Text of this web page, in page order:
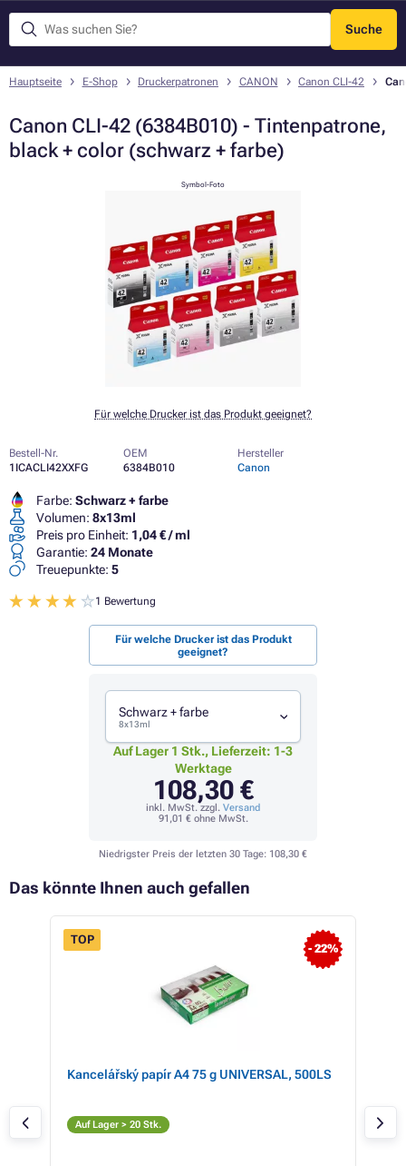
Suche
Menü
Hauptseite E-Shop Druckerpatronen CANON Canon CLI-42
Canon CLI-42 (6384B010) - Tintenpatrone,
black + color (schwarz + farbe)
Symbol-Foto
Für welche Drucker ist das Produkt geeignet?
Bestell-Nr.
1ICACLI42XXFG
OEM
6384B010
Hersteller
Canon
Farbe: Schwarz + farbe
Volumen: 8x13ml
Preis pro Einheit: 1,04 € / ml
Garantie: 24 Monate
Treuepunkte: 5
1 Bewertung
Für welche Drucker ist das Produkt
geeignet?
Schwarz + farbe
8x13ml
Auf Lager 1 Stk., Lieferzeit: 1-3
Werktage
108,30 €
inkl. MwSt. zzgl. Versand
91,01 €ohne MwSt.
Niedrigster Preis der letzten 30 Tage: 108,30 €
Das könnte Ihnen auch gefallen
- 22%
TOP
Kancelářský papír A4 75 g UNIVERSAL, 500LS
Auf Lager > 20 Stk.